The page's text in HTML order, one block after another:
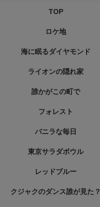
TOP
ロケ地
海に眠るダイヤモンド
ライオンの隠れ家
誰かがこの町で
フォレスト
バニラな毎日
東京サラダボウル
レッドブルー
クジャクのダンス誰が見た？